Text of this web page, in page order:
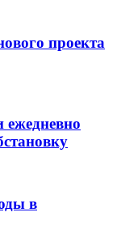
проекта
ежедневно
в